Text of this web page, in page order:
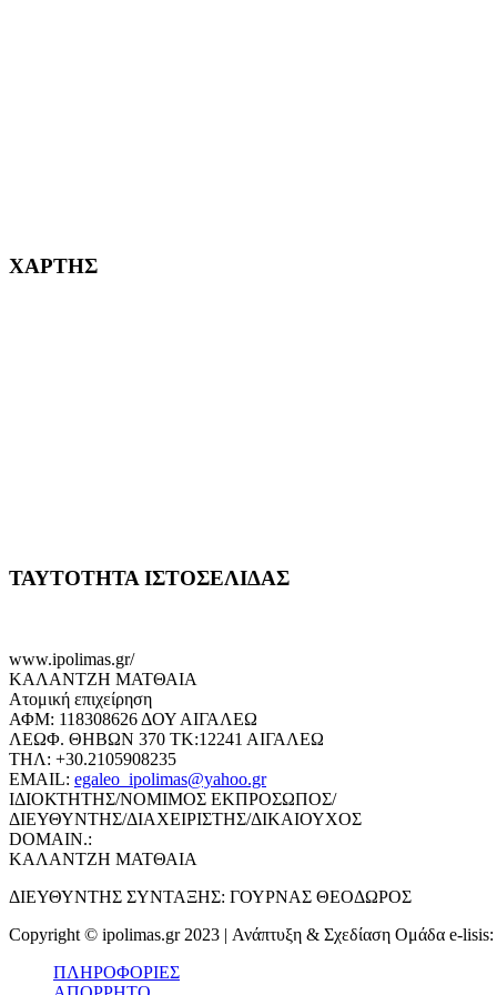
ΧΑΡΤΗΣ
ΤΑΥΤΟΤΗΤΑ ΙΣΤΟΣΕΛΙΔΑΣ
www.ipolimas.gr/
ΚΑΛΑΝΤΖΗ ΜΑΤΘΑΙΑ
Ατομική επιχείρηση
ΑΦΜ: 118308626 ΔΟΥ ΑΙΓΑΛΕΩ
ΛΕΩΦ. ΘΗΒΩΝ 370 ΤΚ:12241 ΑΙΓΑΛΕΩ
ΤΗΛ: +30.2105908235
EMAIL: egaleo_ipolimas@yahoo.gr
ΙΔΙΟΚΤΗΤΗΣ/ΝΟΜΙΜΟΣ ΕΚΠΡΟΣΩΠΟΣ/
ΔΙΕΥΘΥΝΤΗΣ/ΔΙΑΧΕΙΡΙΣΤΗΣ/ΔΙΚΑΙΟΥΧΟΣ
DOMAIN.:
ΚΑΛΑΝΤΖΗ ΜΑΤΘΑΙΑ
ΔΙΕΥΘΥΝΤΗΣ ΣΥΝΤΑΞΗΣ: ΓΟΥΡΝΑΣ ΘΕΟΔΩΡΟΣ
Copyright © ipolimas.gr 2023 | Ανάπτυξη & Σχεδίαση Ομάδα e-lisis:
ΠΛΗΡΟΦΟΡΙΕΣ